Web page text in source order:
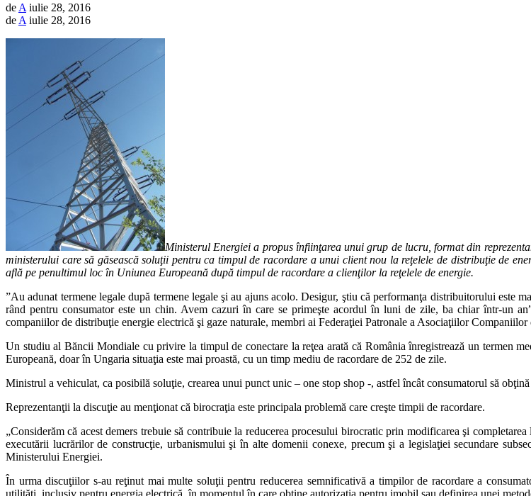
de A iulie 28, 2016
de A iulie 28, 2016
Ministerul Energiei a propus înfiinţarea unui grup de lucru, format din
ministerului care să găsească soluţii pentru ca timpul de racordare a unui client nou la reţelele de distribuţie de
află pe penultimul loc în Uniunea Europeană după timpul de racordare a clienţilor la reţelele de energie.
”Au adunat termene legale după termene legale şi au ajuns acolo. Desigur, ştiu că performanţa distribuitorului este
rând pentru consumator este un chin. Avem cazuri în care se primeşte acordul în luni de zile, ba chiar într-un
companiilor de distribuţie energie electrică şi gaze naturale, membri ai Federaţiei Patronale a Asociaţiilor
Un studiu al Băncii Mondiale cu privire la timpul de conectare la reţea arată că România înregistrează un termen
Europeană, doar în Ungaria situaţia este mai proastă, cu un timp mediu de racordare de 252 de zile.
Ministrul a vehiculat, ca posibilă soluţie, crearea unui punct unic – one stop shop -, astfel încât consumatorul să
Reprezentanţii la discuţie au menţionat că birocraţia este principala problemă care creşte timpii de racordare.
„Considerăm că acest demers trebuie să contribuie la reducerea procesului birocratic prin modificarea şi
executării lucrărilor de construcţie, urbanismului şi în alte domenii conexe, precum şi a legislaţiei secundare
Ministerului Energiei.
În urma discuţiilor s-au reţinut mai multe soluţii pentru reducerea semnificativă a timpilor de racordare a
utilităţi, inclusiv pentru energia electrică, în momentul în care obţine autorizaţia pentru imobil sau definirea unei